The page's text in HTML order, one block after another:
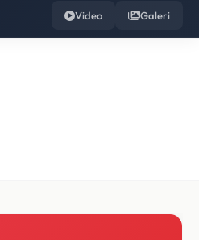
Video Galeri